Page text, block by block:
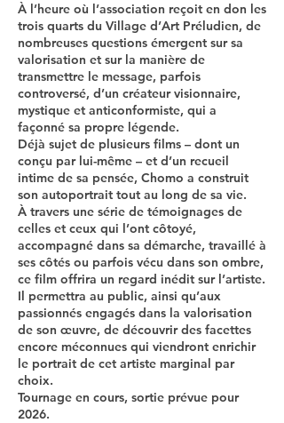
À l’heure où l’association reçoit en don les
trois quarts du Village d’Art Préludien, de
nombreuses questions émergent sur sa
valorisation et sur la manière de
transmettre le message, parfois
controversé, d’un créateur visionnaire,
mystique et anticonformiste, qui a
façonné sa propre légende.
Déjà sujet de plusieurs films – dont un
conçu par lui-même – et d’un recueil
intime de sa pensée, Chomo a construit
son autoportrait tout au long de sa vie.
À travers une série de témoignages de
celles et ceux qui l’ont côtoyé,
accompagné dans sa démarche, travaillé à
ses côtés ou parfois vécu dans son ombre,
ce film offrira un regard inédit sur l’artiste.
Il permettra au public, ainsi qu’aux
passionnés engagés dans la valorisation
de son œuvre, de découvrir des facettes
encore méconnues qui viendront enrichir
le portrait de cet artiste marginal par
choix.
Tournage en cours, sortie prévue pour
2026.